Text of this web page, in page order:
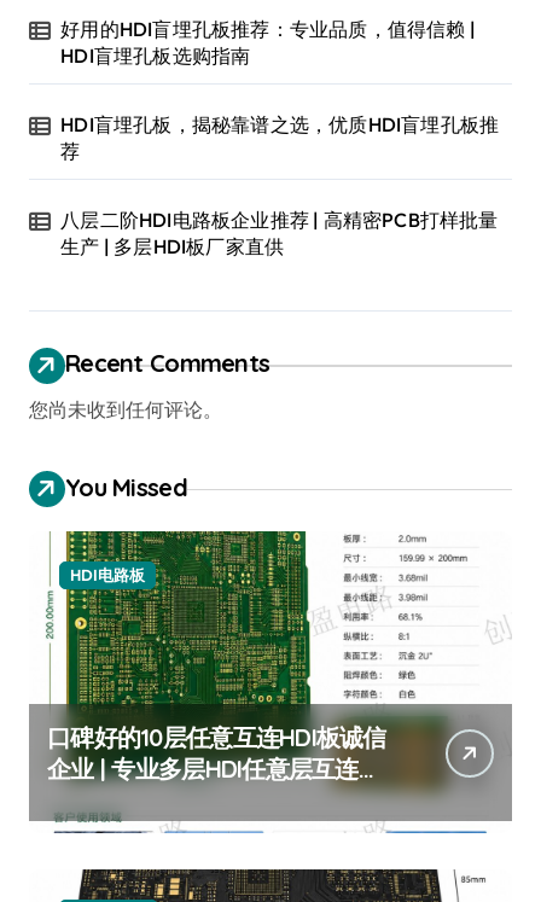
好用的HDI盲埋孔板推荐：专业品质，值得信赖 |
HDI盲埋孔板选购指南
HDI盲埋孔板，揭秘靠谱之选，优质HDI盲埋孔板推
荐
八层二阶HDI电路板企业推荐 | 高精密PCB打样批量
生产 | 多层HDI板厂家直供
Recent Comments
您尚未收到任何评论。
You Missed
HDI电路板
口碑好的10层任意互连HDI板诚信
企业 | 专业多层HDI任意层互连板
厂家推荐 | 高可靠性10层任意阶
HDI板定制服务